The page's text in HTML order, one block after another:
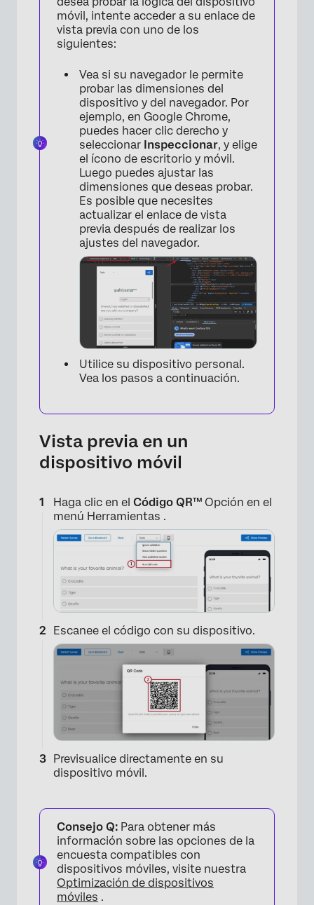
móvil, intente acceder a su enlace de
vista previa con uno de los
siguientes:
Vea si su navegador le permite
probar las dimensiones del
dispositivo y del navegador. Por
ejemplo, en Google Chrome,
puedes hacer clic derecho y
seleccionar Inspeccionar, y elige
el ícono de escritorio y móvil.
Luego puedes ajustar las
dimensiones que deseas probar.
Es posible que necesites
actualizar el enlace de vista
previa después de realizar los
ajustes del navegador.
×
Utilice su dispositivo personal.
Vea los pasos a continuación.
Vista previa en un
dispositivo móvil
Haga clic en el Código QR™ Opción en el
menú Herramientas .
Escanee el código con su dispositivo.
Previsualice directamente en su
dispositivo móvil.
Consejo Q: Para obtener más
información sobre las opciones de la
encuesta compatibles con
dispositivos móviles, visite nuestra
Optimización de dispositivos
móviles .